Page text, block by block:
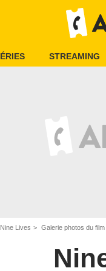
STREAMING
Nine Lives Galerie photos du